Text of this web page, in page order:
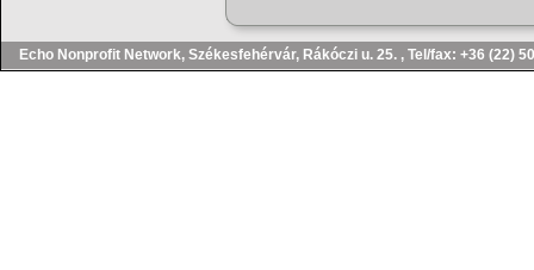
Echo Nonprofit Network, Székesfehérvár, Rákóczi u. 25. , Tel/fax: